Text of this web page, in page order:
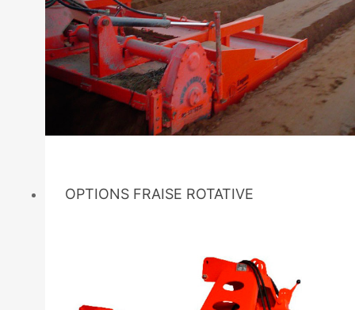
OPTIONS FRAISE ROTATIVE